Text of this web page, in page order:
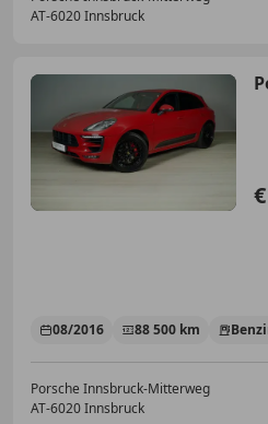
AT-6020 Innsbruck
08/2016 88 500 km
Porsche Innsbruck-Mitterweg
AT-6020 Innsbruck